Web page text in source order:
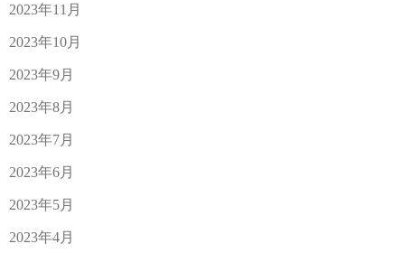
2023年11月
2023年10月
2023年9月
2023年8月
2023年7月
2023年6月
2023年5月
2023年4月